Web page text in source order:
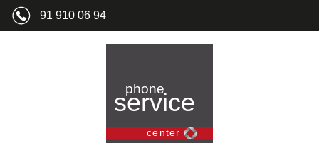
91 910 06 94